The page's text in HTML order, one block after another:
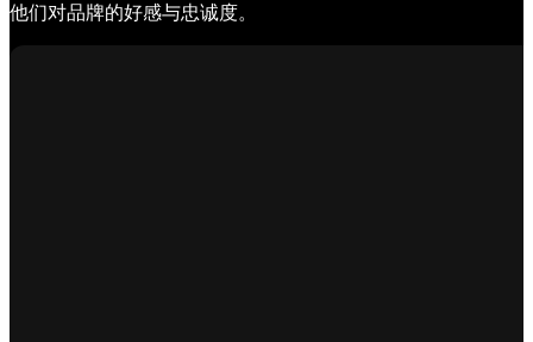
他们对品牌的好感与忠诚度。